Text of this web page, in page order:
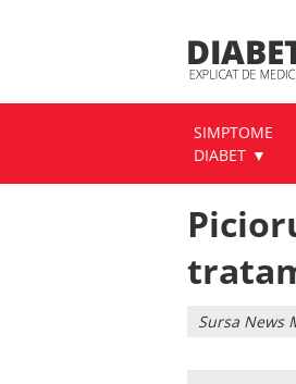
SIMPTOME
DIABET
Sursa News